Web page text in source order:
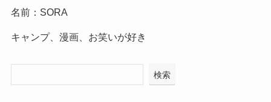
名前：SORA
キャンプ、漫画、お笑いが好き
検索